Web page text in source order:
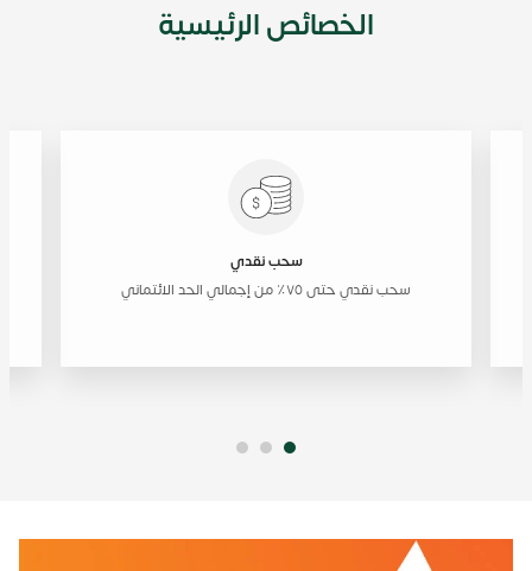
الخصائص الرئيسية
سحب نقدي
سحب نقدي حتى ٧٥٪ من إجمالي الحد الائتماني